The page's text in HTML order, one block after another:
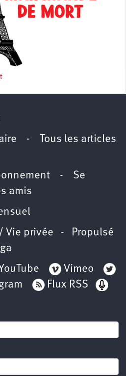
-
Tous les articles
- Se
amis
Vie privée - Propulsé
Vimeo
Flux RSS